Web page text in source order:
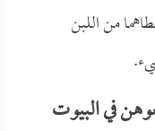
من اللبن
في البيوت